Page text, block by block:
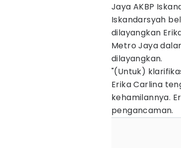
Jaya AKBP
Iskandarsyah
dilayangkan
Metro Jaya
dilayangkan.
"(Untuk)
Erika Carlina
kehamilannya.
pengancaman.